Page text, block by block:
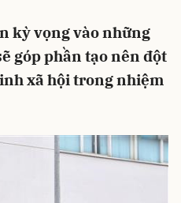
kỳ vọng vào những
góp phần tạo nên đột
xã hội trong nhiệm